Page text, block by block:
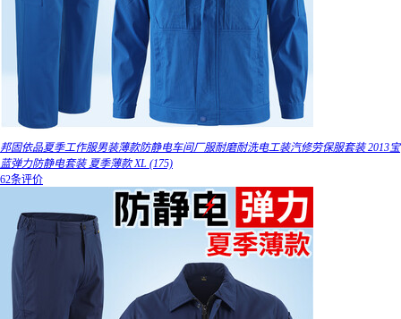
邦固依品夏季工作服男装薄款防静电车间厂服耐磨耐洗电工装汽修劳保服套装 2013宝
蓝弹力防静电套装 夏季薄款 XL (175)
62条评价